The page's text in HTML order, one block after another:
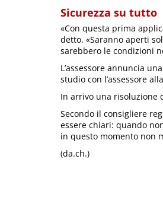
Sicurezza su tutto
«Con questa prima
detto. «Saranno aperti
sarebbero le condizioni
L’assessore annuncia
studio con l’assessore
In arrivo una risoluzione
Secondo il consigliere
essere chiari: quando
in questo momento non
(da.ch.)